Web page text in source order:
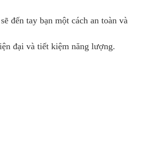
đến tay bạn một cách an toàn và
đại và tiết kiệm năng lượng.